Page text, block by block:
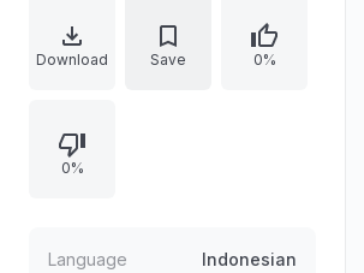
ajaran tentang keutamaan berdoa
sebagai bentuk komunikasi intim
peran dzikir dan doa dalam
menghadapi bahaya dan
Download Save 0%
0%
Language
Indonesian